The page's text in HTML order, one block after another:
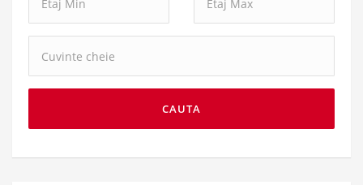
cheie:
CAUTA